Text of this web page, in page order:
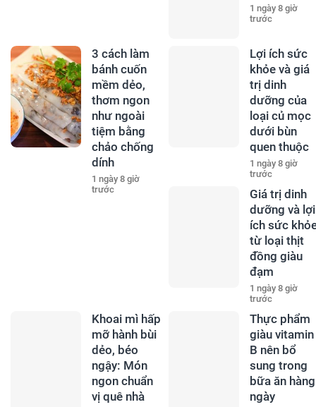
1 ngày 8 giờ
trước
3 cách làm
bánh cuốn
mềm dẻo,
thơm ngon
như ngoài
tiệm bằng
chảo chống
dính
1 ngày 8 giờ
trước
Lợi ích sức
khỏe và giá
trị dinh
dưỡng của
loại củ mọc
dưới bùn
quen thuộc
1 ngày 8 giờ
trước
Giá trị dinh
dưỡng và lợi
ích sức
từ loại thịt
đồng giàu
đạm
1 ngày 8 giờ
trước
Khoai mì hấp
mỡ hành bùi
dẻo, béo
ngậy: Món
ngon chuẩn
vị quê nhà
Thực phẩm
giàu vitamin
B nên bổ
sung trong
bữa ăn hàng
ngày